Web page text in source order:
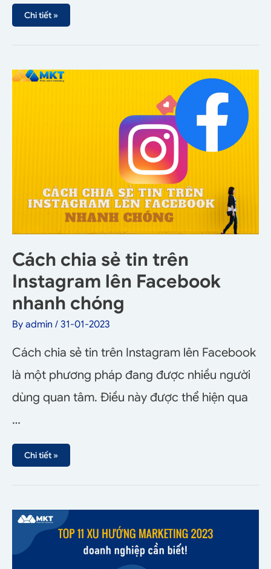
Chi tiết »
Cách chia sẻ tin trên
Instagram lên Facebook
nhanh chóng
By admin / 31-01-2023
Cách chia sẻ tin trên Instagram lên Facebook
là một phương pháp đang được nhiều người
dùng quan tâm. Điều này được thể hiện qua
…
Chi tiết »